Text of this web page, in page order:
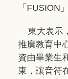
「FUSION
東大表示
推廣教育中
資由畢業生
東，讓音符